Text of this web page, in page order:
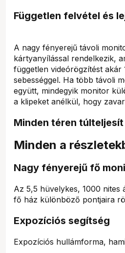
Független felvétel és
A nagy fényerejű távoli
kártyanyílással rendelkezik,
független videórögzítést akár
sebességgel. Ha több távoli
együtt, mindegyik monitor
a klipeket anélkül, hogy
Minden téren túlteljesít
Minden a
Nagy fényerejű fő
Az 5,5 hüvelykes, 1000 nites
fő ház különböző pontjaira
Expozíciós segítség
Expozíciós hullámforma,